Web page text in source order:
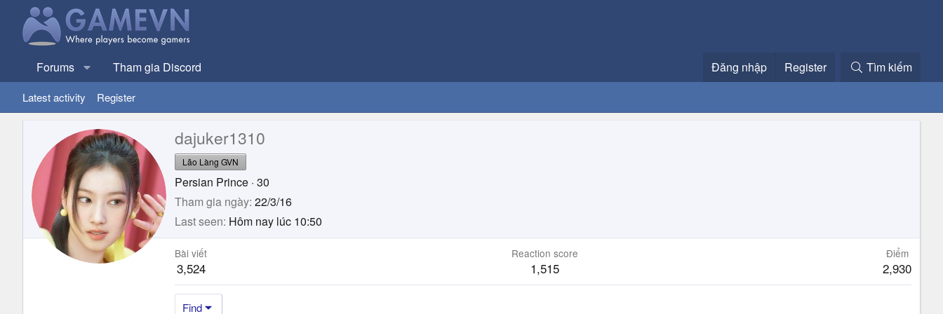
Forums Tham gia Discord Đăng nhập Register Tìm kiếm
Latest activity Register
dajuker1310
Lão Làng GVN
Persian Prince · 30
Tham gia ngày 22/3/16
Last seen Hôm nay lúc 10:50
Bài viết
3,524
Reaction score
1,515
Điểm
2,930
Find